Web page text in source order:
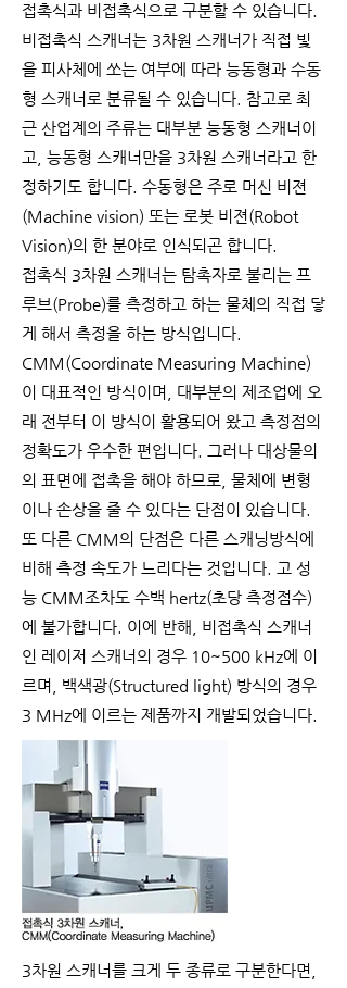
접촉식과 비접촉식으로 구분할 수 있습니다.
비접촉식 스캐너는 3차원 스캐너가 직접 빛
을 피사체에 쏘는 여부에 따라 능동형과 수동
형 스캐너로 분류될 수 있습니다. 참고로 최
근 산업계의 주류는 대부분 능동형 스캐너이
고, 능동형 스캐너만을 3차원 스캐너라고 한
정하기도 합니다. 수동형은 주로 머신 비젼
(Machine vision) 또는 로봇 비젼(Robot
Vision)의 한 분야로 인식되곤 합니다.
접촉식 3차원 스캐너는 탐촉자로 불리는 프
루브(Probe)를 측정하고 하는 물체의 직접 닿
게 해서 측정을 하는 방식입니다.
CMM(Coordinate Measuring Machine)
이 대표적인 방식이며, 대부분의 제조업에 오
래 전부터 이 방식이 활용되어 왔고 측정점의
정확도가 우수한 편입니다. 그러나 대상물의
의 표면에 접촉을 해야 하므로, 물체에 변형
이나 손상을 줄 수 있다는 단점이 있습니다.
또 다른 CMM의 단점은 다른 스캐닝방식에
비해 측정 속도가 느리다는 것입니다. 고 성
능 CMM조차도 수백 hertz(초당 측정점수)
에 불가합니다. 이에 반해, 비접촉식 스캐너
인 레이저 스캐너의 경우 10~500 kHz에 이
르며, 백색광(Structured light) 방식의 경우
3 MHz에 이르는 제품까지 개발되었습니다.
3차원 스캐너를 크게 두 종류로 구분한다면,